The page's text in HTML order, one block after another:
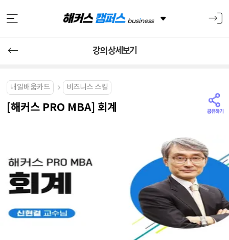
강의 상세보기
내일배움카드 비즈니스 스킬
[해커스 PRO MBA] 회계